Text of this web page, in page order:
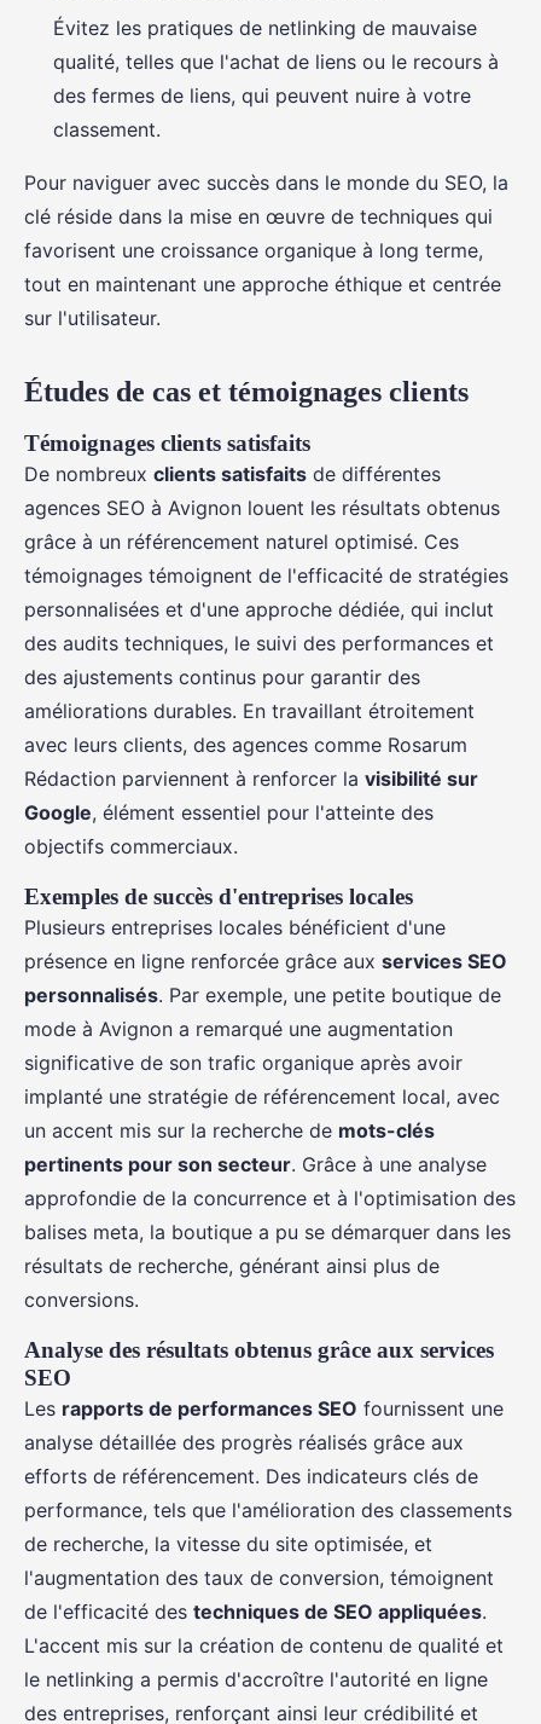
Évitez les pratiques de netlinking de mauvaise
qualité, telles que l'achat de liens ou le recours à
des fermes de liens, qui peuvent nuire à votre
classement.
Pour naviguer avec succès dans le monde du SEO, la
clé réside dans la mise en œuvre de techniques qui
favorisent une croissance organique à long terme,
tout en maintenant une approche éthique et centrée
sur l'utilisateur.
Études de cas et témoignages clients
Témoignages clients satisfaits
De nombreux clients satisfaits de différentes
agences SEO à Avignon louent les résultats obtenus
grâce à un référencement naturel optimisé. Ces
témoignages témoignent de l'efficacité de stratégies
personnalisées et d'une approche dédiée, qui inclut
des audits techniques, le suivi des performances et
des ajustements continus pour garantir des
améliorations durables. En travaillant étroitement
avec leurs clients, des agences comme Rosarum
Rédaction parviennent à renforcer la visibilité sur
Google, élément essentiel pour l'atteinte des
objectifs commerciaux.
Exemples de succès d'entreprises locales
Plusieurs entreprises locales bénéficient d'une
présence en ligne renforcée grâce aux services SEO
personnalisés. Par exemple, une petite boutique de
mode à Avignon a remarqué une augmentation
significative de son trafic organique après avoir
implanté une stratégie de référencement local, avec
un accent mis sur la recherche de mots-clés
pertinents pour son secteur. Grâce à une analyse
approfondie de la concurrence et à l'optimisation des
balises meta, la boutique a pu se démarquer dans les
résultats de recherche, générant ainsi plus de
conversions.
Analyse des résultats obtenus grâce aux services
SEO
Les rapports de performances SEO fournissent une
analyse détaillée des progrès réalisés grâce aux
efforts de référencement. Des indicateurs clés de
performance, tels que l'amélioration des classements
de recherche, la vitesse du site optimisée, et
l'augmentation des taux de conversion, témoignent
de l'efficacité des techniques de SEO appliquées.
L'accent mis sur la création de contenu de qualité et
le netlinking a permis d'accroître l'autorité en ligne
des entreprises, renforçant ainsi leur crédibilité et